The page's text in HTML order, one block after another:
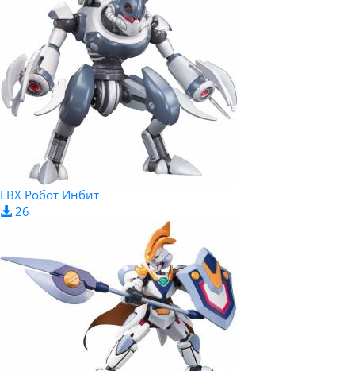
LBX Робот Инбит
26